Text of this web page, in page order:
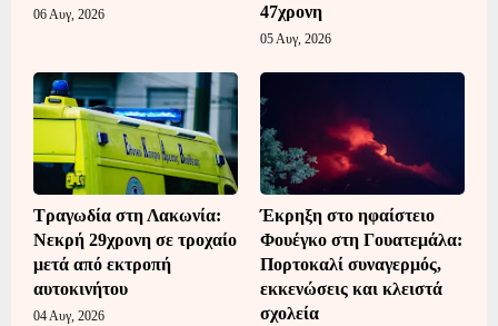
06 Αυγ, 2026 47χρονη
05 Αυγ, 2026
Τραγωδία στη Λακωνία:
Νεκρή 29χρονη σε τροχαίο
μετά από εκτροπή
αυτοκινήτου
04 Αυγ, 2026
Έκρηξη στο ηφαίστειο
Φουέγκο στη Γουατεμάλα:
Πορτοκαλί συναγερμός,
εκκενώσεις και κλειστά
σχολεία